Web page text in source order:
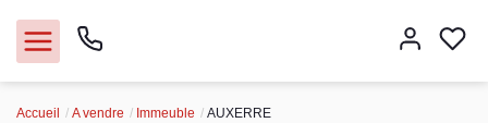
Accueil A vendre Immeuble AUXERRE